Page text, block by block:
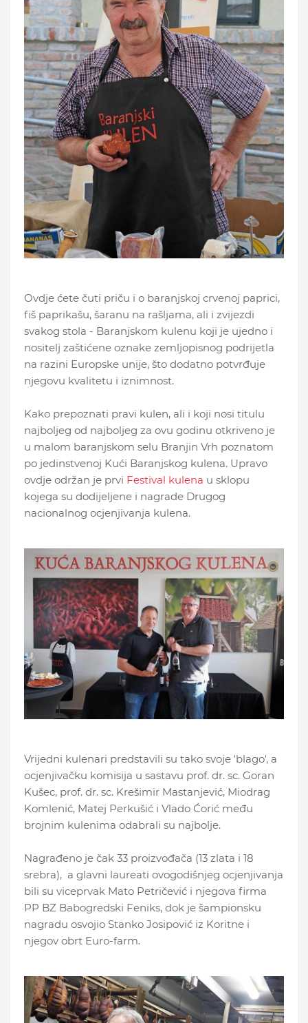
Ovdje ćete čuti priču i o baranjskoj crvenoj paprici,
fiš paprikašu, šaranu na rašljama, ali i zvijezdi
svakog stola - Baranjskom kulenu koji je ujedno i
nositelj zaštićene oznake zemljopisnog podrijetla
na razini Europske unije, što dodatno potvrđuje
njegovu kvalitetu i iznimnost.
Kako prepoznati pravi kulen, ali i koji nosi titulu
najboljeg od najboljeg za ovu godinu otkriveno je
u malom baranjskom selu Branjin Vrh poznatom
po jedinstvenoj Kući Baranjskog kulena. Upravo
ovdje održan je prvi Festival kulena u sklopu
kojega su dodijeljene i nagrade Drugog
nacionalnog ocjenjivanja kulena.
Vrijedni kulenari predstavili su tako svoje 'blago', a
ocjenjivačku komisija u sastavu prof. dr. sc. Goran
Kušec, prof. dr. sc. Krešimir Mastanjević, Miodrag
Komlenić, Matej Perkušić i Vlado Ćorić među
brojnim kulenima odabrali su najbolje.
Nagrađeno je čak 33 proizvođača (13 zlata i 18
srebra), a glavni laureati ovogodišnjeg ocjenjivanja
bili su viceprvak Mato Petričević i njegova firma
PP BZ Babogredski Feniks, dok je šampionsku
nagradu osvojio Stanko Josipović iz Koritne i
njegov obrt Euro-farm.